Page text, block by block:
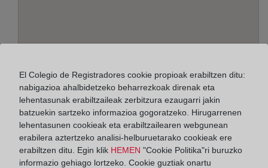
Helbidea:
Avda. de La Laguna, 37 - local A - Edif. Las
Palmeras, 11550
El Colegio de Registradores cookie propioak erabiltzen ditu:
nabigazioa ahalbidetzeko beharrezkoak direnak eta
lehentasunak erabiltzaileak zerbitzura ezaugarri jakin
batzuekin sartzeko informazioa gogoratzeko. Hirugarrenen
lehentasunen cookieak eta erabiltzailearen webgunean
erabilera aztertzeko analisi-helburuetarako cookieak ere
erabiltzen ditu. Egin klik HEMEN "Cookie Politika"ri buruzko
informazio gehiago lortzeko. Cookie guztiak onartu